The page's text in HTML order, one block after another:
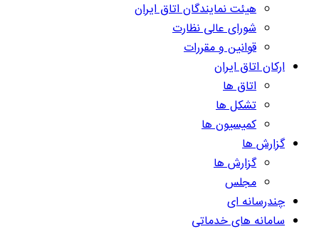
هیئت نمایندگان اتاق ایران
شورای عالی نظارت
قوانین و مقررات
ارکان اتاق ایران
اتاق ها
تشکل ها
کمیسیون ها
گزارش ها
گزارش ها
مجلس
چندرسانه ای
سامانه های خدماتی